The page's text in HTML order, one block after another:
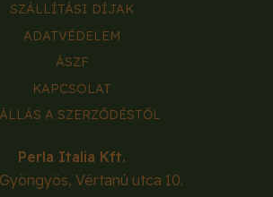
SZÁLLÍTÁSI DÍJAK
ADATVÉDELEM
ÁSZF
KAPCSOLAT
A SZERZŐDÉSTŐL
Perla Italia Kft.
Gyöngyös, Vértanú utca 10.